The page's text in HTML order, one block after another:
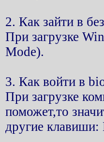
2. Как зайти в
При загрузке
Mode).
3. Как войти в
При загрузке
поможет,то
другие